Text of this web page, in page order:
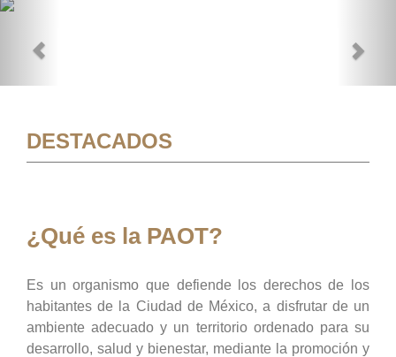
DESTACADOS
¿Qué es la PAOT?
Es un organismo que defiende los derechos de los
habitantes de la Ciudad de México, a disfrutar de un
ambiente adecuado y un territorio ordenado para su
desarrollo, salud y bienestar, mediante la promoción y